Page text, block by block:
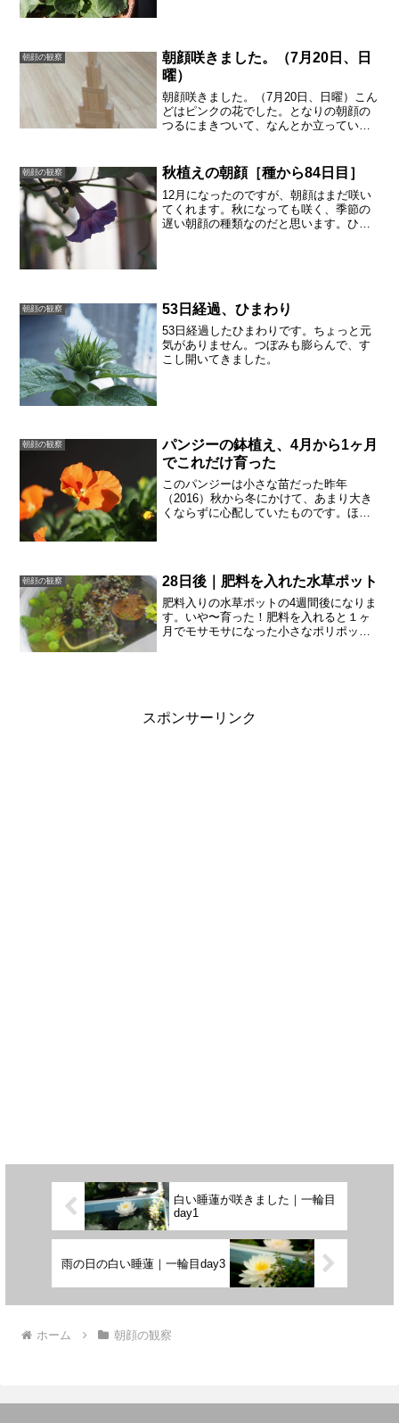
朝顔の観察
朝顔咲きました。（7月20日、日
曜）
朝顔咲きました。（7月20日、日曜）こん
どはピンクの花でした。となりの朝顔の
つるにまきついて、なんとか立っていま
なるのでしょうか。
朝顔の観察 秋植えの朝顔［種から84日目］
12月になったのですが、朝顔はまだ咲い
てくれます。秋になっても咲く、季節の
遅い朝顔の種類なのだと思います。ひと
朝顔の観察 53日経過、ひまわり
53日経過したひまわりです。ちょっと元
気がありません。つぼみも膨らんで、す
こし開いてきました。
朝顔の観察
パンジーの鉢植え、4月から1ヶ月
でこれだけ育った
このパンジーは小さな苗だった昨年
（2016）秋から冬にかけて、あまり大き
くならずに心配していたものです。ほん
朝顔の観察 28日後｜肥料を入れた水草ポット
肥料入りの水草ポットの4週間後になりま
す。いや〜育った！肥料を入れると１ヶ
月でモサモサになった小さなポリポット
スポンサーリンク
白い睡蓮が咲きました｜一輪目
day1
雨の日の白い睡蓮｜一輪目day3
ホーム 朝顔の観察